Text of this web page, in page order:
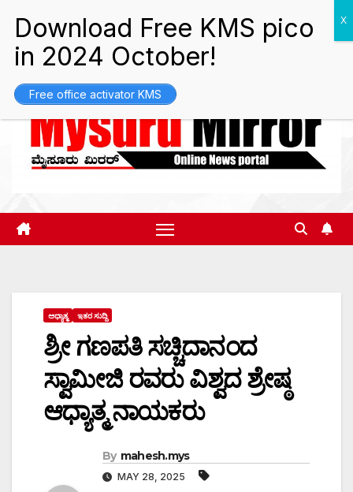
content
Sat. Aug 8th, 2026 3:03:05 PM
ಅಧ್ಯಾತ್ಮ ಇತರ ಸುದ್ದಿ
ಶ್ರೀ ಗಣಪತಿ ಸಚ್ಚಿದಾನಂದ
ಸ್ವಾಮೀಜಿ ರವರು ವಿಶ್ವದ ಶ್ರೇಷ್ಠ
ಆಧ್ಯಾತ್ಮ ನಾಯಕರು
By mahesh.mys
MAY 28, 2025
Free office activator KMS